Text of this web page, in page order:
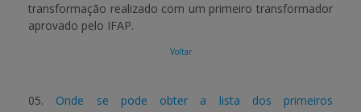
transformação realizado com um primeiro transformador
aprovado pelo IFAP.
Voltar
05. Onde se pode obter a lista dos primeiros